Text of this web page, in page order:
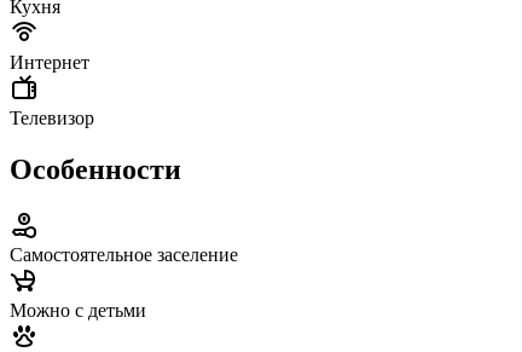
Кухня
Интернет
Телевизор
Особенности
Самостоятельное заселение
Можно с детьми